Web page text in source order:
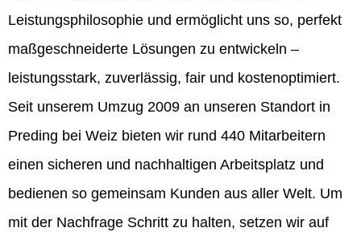
Leistungsphilosophie und ermöglicht uns so, perfekt
maßgeschneiderte Lösungen zu entwickeln –
leistungsstark, zuverlässig, fair und kostenoptimiert.
Seit unserem Umzug 2009 an unseren Standort in
Preding bei Weiz bieten wir rund 440 Mitarbeitern
einen sicheren und nachhaltigen Arbeitsplatz und
bedienen so gemeinsam Kunden aus aller Welt. Um
mit der Nachfrage Schritt zu halten, setzen wir auf